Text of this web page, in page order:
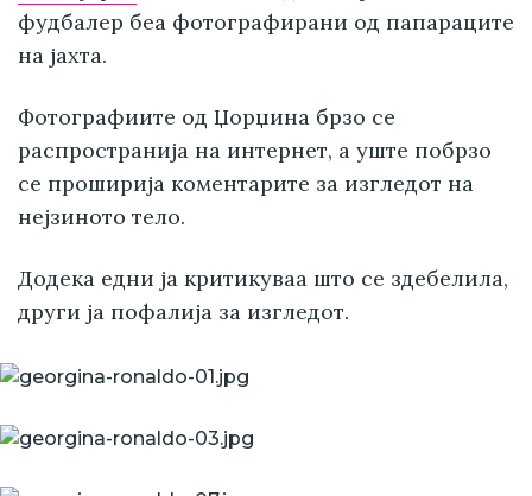
фудбалер беа фотографирани од папараците
на јахта.
Фотографиите од Џорџина брзо се
распространија на интернет, а уште побрзо
се проширија коментарите за изгледот на
нејзиното тело.
Додека едни ја критикуваа што се здебелила,
други ја пофалија за изгледот.